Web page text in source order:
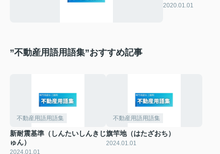
2020.01.01
”不動産用語用語集”おすすめ記事
不動産用語用語集
新耐震基準（しんたいしんきじ
ゅん）
2024.01.01
不動産用語用語集
旗竿地（はたざおち）
2024.01.01